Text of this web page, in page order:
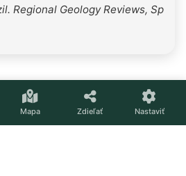
Regional Geology Reviews,
Mapa Zdieľať Nastaviť